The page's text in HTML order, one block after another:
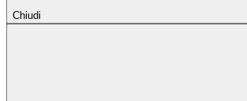
Chiudi